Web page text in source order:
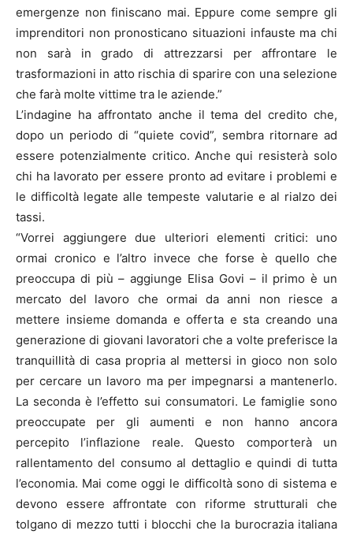
emergenze non finiscano mai. Eppure come sempre gli
imprenditori non pronosticano situazioni infauste ma chi
non sarà in grado di attrezzarsi per affrontare le
trasformazioni in atto rischia di sparire con una selezione
che farà molte vittime tra le aziende.”
L’indagine ha affrontato anche il tema del credito che,
dopo un periodo di “quiete covid”, sembra ritornare ad
essere potenzialmente critico. Anche qui resisterà solo
chi ha lavorato per essere pronto ad evitare i problemi e
le difficoltà legate alle tempeste valutarie e al rialzo dei
tassi.
“Vorrei aggiungere due ulteriori elementi critici: uno
ormai cronico e l’altro invece che forse è quello che
preoccupa di più – aggiunge Elisa Govi – il primo è un
mercato del lavoro che ormai da anni non riesce a
mettere insieme domanda e offerta e sta creando una
generazione di giovani lavoratori che a volte preferisce la
tranquillità di casa propria al mettersi in gioco non solo
per cercare un lavoro ma per impegnarsi a mantenerlo.
La seconda è l’effetto sui consumatori. Le famiglie sono
preoccupate per gli aumenti e non hanno ancora
percepito l’inflazione reale. Questo comporterà un
rallentamento del consumo al dettaglio e quindi di tutta
l’economia. Mai come oggi le difficoltà sono di sistema e
devono essere affrontate con riforme strutturali che
tolgano di mezzo tutti i blocchi che la burocrazia italiana